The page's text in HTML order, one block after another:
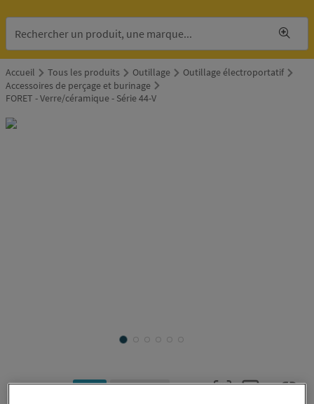
Accueil Tous les produits Outillage
Outillage électroportatif
Accessoires de perçage et burinage
FORET - Verre/céramique - Série 44-V
ERKO REF : 262ZQ